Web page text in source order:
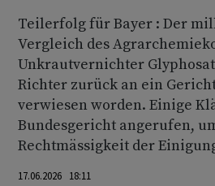
Teilerfolg für Bayer : Der
Vergleich des
Unkrautvernichter
Richter zurück an ein
verwiesen worden. Einige
Bundesgericht angerufen,
Rechtmässigkeit der
17.06.2026 18:11